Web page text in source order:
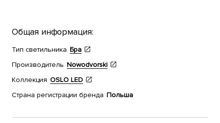
Общая информация:
Тип светильника Бра
Производитель Nowodvorski
Коллекция OSLO LED
Страна регистрации бренда Польша